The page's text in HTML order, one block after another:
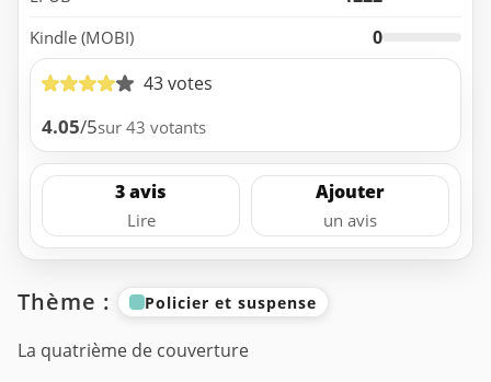
Kindle (MOBI)
0
43 votes
4.05/5sur 43 votants
3 avis
Lire
Ajouter
un avis
Thème : Policier et suspense
La quatrième de couverture